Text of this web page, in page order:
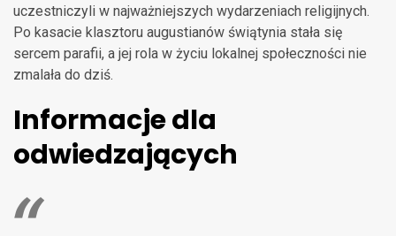
uczestniczyli w najważniejszych wydarzeniach religijnych.
Po kasacie klasztoru augustianów świątynia stała się
sercem parafii, a jej rola w życiu lokalnej społeczności nie
zmalała do dziś.
Informacje dla
odwiedzających